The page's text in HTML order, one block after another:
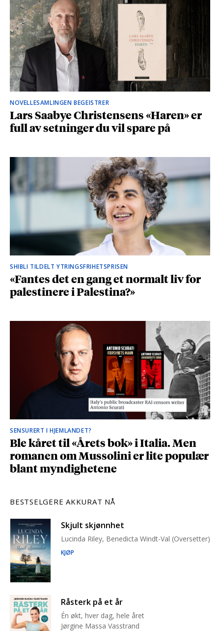
NOVELLESAMLINGEN BEGEISTRER
Lars Saabye Christensens «Haren» er
full av setninger du vil spare på
SHIBLI TILDELT YTRINGSFRIHETSPRISEN
«Fantes det en gang et normalt liv for
palestinere i Palestina?»
SENSURERT I HJEMLANDET?
Ble kåret til «Årets bok» i Italia. Men
romanen om Mussolini er lite populær
blant myndighetene
BESTSELGERE AKKURAT NÅ
Skjult skjønnhet
Lucinda Riley, Benedicta Windt-Val (Oversetter)
KJØP
Råsterk på et år
Én økt, hver dag, hele året
Jørgine Massa Vasstrand